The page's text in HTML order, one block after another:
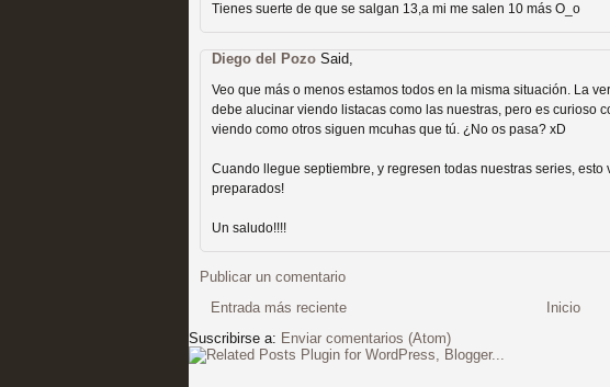
Expediente X: Guía para
Recomendación de la semana
Tienes suerte de que se salgan 13,a mi me salen 10 más O_o
Diego del Pozo Said,
Veo que más o menos estamos todos en la misma situación. La
debe alucinar viendo listacas como las nuestras, pero es curioso
viendo como otros siguen mcuhas que tú. ¿No os pasa? xD
Cuando llegue septiembre, y regresen todas nuestras series, esto
preparados!
Un saludo!!!!
Publicar un comentario
Entrada más reciente
Inicio
Suscribirse a: Enviar comentarios (Atom)